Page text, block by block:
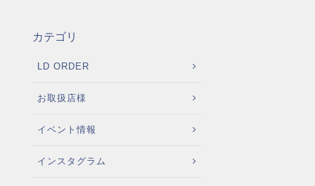
カテゴリ
LD ORDER
お取扱店様
イベント情報
インスタグラム